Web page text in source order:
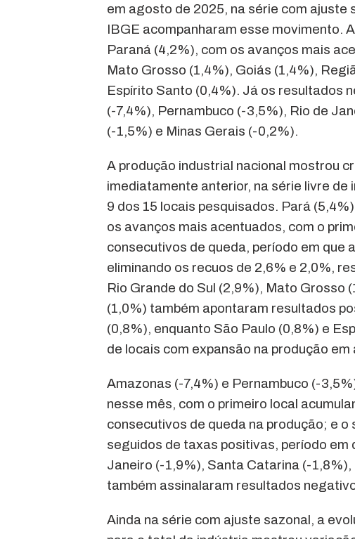
em agosto de 2025, na série com ajuste
IBGE acompanharam esse movimento.
Paraná (4,2%), com os avanços mais
Mato Grosso (1,4%), Goiás (1,4%),
Espírito Santo (0,4%). Já os resultados
(-7,4%), Pernambuco (-3,5%), Rio de
(-1,5%) e Minas Gerais (-0,2%).
A produção industrial nacional mostrou
imediatamente anterior, na série livre
9 dos 15 locais pesquisados. Pará
os avanços mais acentuados, com o
consecutivos de queda, período em que
eliminando os recuos de 2,6% e 2,0%,
Rio Grande do Sul (2,9%), Mato Grosso
(1,0%) também apontaram resultados
(0,8%), enquanto São Paulo (0,8%) e
de locais com expansão na produção
Amazonas (-7,4%) e Pernambuco (-
nesse mês, com o primeiro local
consecutivos de queda na produção; e
seguidos de taxas positivas, período em
Janeiro (-1,9%), Santa Catarina (-
também assinalaram resultados
Ainda na série com ajuste sazonal, a